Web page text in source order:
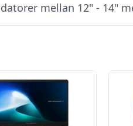
mellan 12" - 14"